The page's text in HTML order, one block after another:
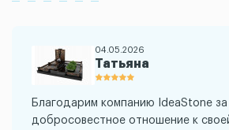
04.05.2026
Татьяна
Благодарим компанию IdeaStone за
добросовестное отношение к